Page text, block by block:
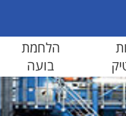
הלחמת
בועה